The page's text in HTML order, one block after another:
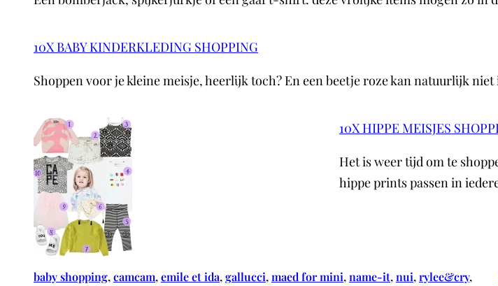
10X BABY KINDERKLEDING SHOPPING
Shoppen voor je kleine meisje, heerlijk toch? En een beetje roze kan natuurlijk
10X HIPPE MEISJES
Het is weer tijd om te
hippe prints passen in
baby shopping, camcam, emile et ida, gallucci, maed for mini, name-it, nui, rylee&cry